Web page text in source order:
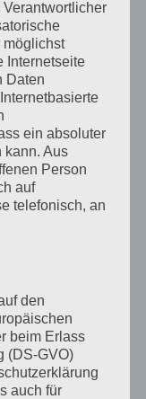
Leben
Ebensowenig,
war was los!
etwas kugelte
Beiden zur Seite
hatte. Ein
sozusagen
dann einige
um nach dem
alle Blätter aus
Kugeln
ihn ein und
der die
möglichst
Internetseite
Daten
ein absoluter
kann. Aus
Person
auf
telefonisch, an
den
beim Erlass
(DS-GVO)
auch für